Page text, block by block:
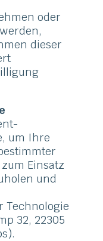
oder
dieser
um Ihre
Einsatz
und
Technologie
32, 22305